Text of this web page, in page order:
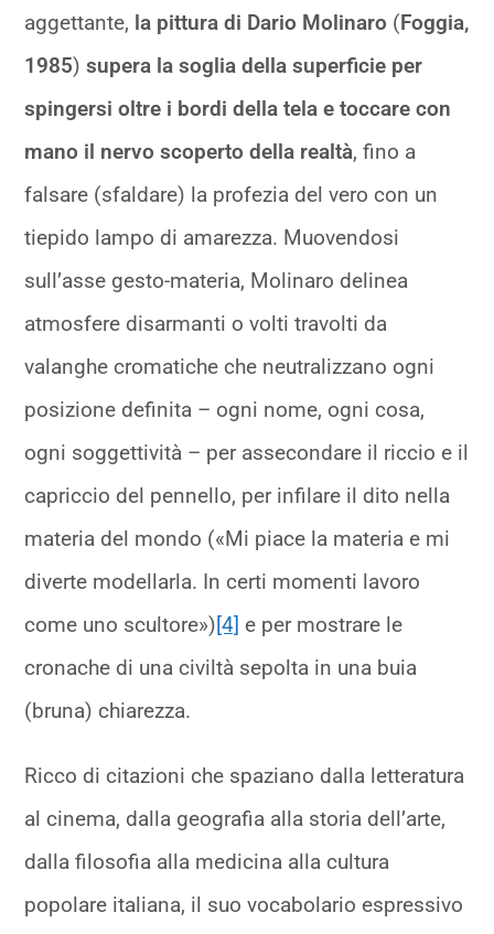
aggettante, la pittura di Dario Molinaro (Foggia,
1985)supera la soglia della superficie per
spingersi oltre i bordi della tela e toccare con
mano il nervo scoperto della realtà, fino a
falsare (sfaldare) la profezia del vero con un
tiepido lampo di amarezza. Muovendosi
sull’asse gesto-materia, Molinaro delinea
atmosfere disarmanti o volti travolti da
valanghe cromatiche che neutralizzano ogni
posizione definita – ogni nome, ogni cosa,
ogni soggettività – per assecondare il riccio e il
capriccio del pennello, per infilare il dito nella
materia del mondo («Mi piace la materia e mi
diverte modellarla. In certi momenti lavoro
come uno scultore»)[4] e per mostrare le
cronache di una civiltà sepolta in una buia
(bruna) chiarezza.
Ricco di citazioni che spaziano dalla letteratura
al cinema, dalla geografia alla storia dell’arte,
dalla filosofia alla medicina alla cultura
popolare italiana, il suo vocabolario espressivo